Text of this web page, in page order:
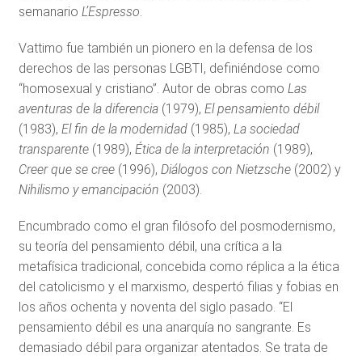
semanario L’Espresso.
Vattimo fue también un pionero en la defensa de los
derechos de las personas LGBTI, definiéndose como
“homosexual y cristiano”. Autor de obras como Las
aventuras de la diferencia(1979), El pensamiento débil
(1983), El fin de la modernidad(1985), La sociedad
transparente(1989), Ética de la interpretación (1989),
Creer que se cree(1996), Diálogos con Nietzsche(2002) y
Nihilismo y emancipación (2003).
Encumbrado como el gran filósofo del posmodernismo,
su teoría del pensamiento débil, una crítica a la
metafísica tradicional, concebida como réplica a la ética
del catolicismo y el marxismo, despertó filias y fobias en
los años ochenta y noventa del siglo pasado. “El
pensamiento débil es una anarquía no sangrante. Es
demasiado débil para organizar atentados. Se trata de